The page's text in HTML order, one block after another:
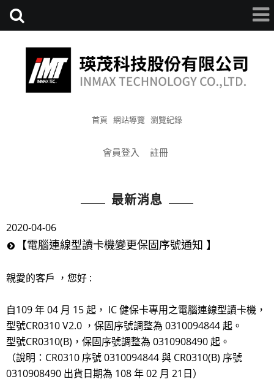
首頁 網站導覽 瀏覽紀錄
會員登入 註冊
最新消息
2020-04-06
【電腦連線型讀卡機變更保固序號通知 】
親愛的客戶 ，您好 :
自109 年 04 月 15 起， IC 健保卡專用之電腦連線型讀卡機，
型號CR0310 V2.0 ，保固序號調整為 0310094844 起。
型號CR0310(B)，保固序號調整為 0310908490 起。
（說明：CR0310 序號 0310094844 與 CR0310(B) 序號
0310908490 出貨日期為 108 年 02 月 21日）